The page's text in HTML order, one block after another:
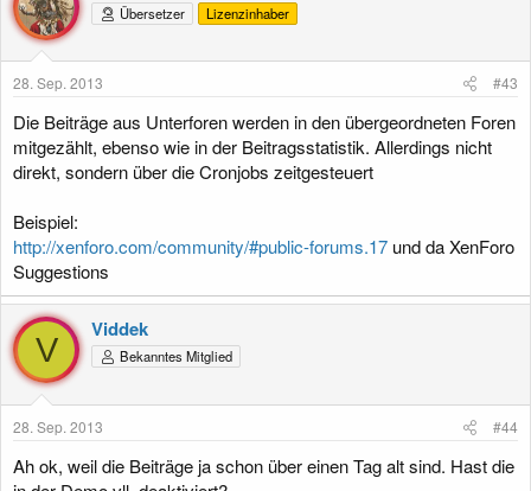
Übersetzer Lizenzinhaber
28. Sep. 2013 #43
Die Beiträge aus Unterforen werden in den übergeordneten Foren
mitgezählt, ebenso wie in der Beitragsstatistik. Allerdings nicht
direkt, sondern über die Cronjobs zeitgesteuert
Beispiel:
http://xenforo.com/community/#public-forums.17 und da XenForo
Suggestions
V
Viddek
Bekanntes Mitglied
28. Sep. 2013 #44
Ah ok, weil die Beiträge ja schon über einen Tag alt sind. Hast die